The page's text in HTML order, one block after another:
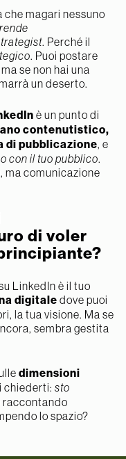
magari nessuno
. Perché il
. Puoi postare
se non hai una
un deserto.
è un punto di
contenutistico,
di pubblicazione, e
con il tuo pubblico.
ma comunicazione
di voler
LinkedIn è il tuo
digitale dove puoi
la tua visione. Ma se
sembra gestita
dimensioni
chiederti: sto
raccontando
lo spazio?